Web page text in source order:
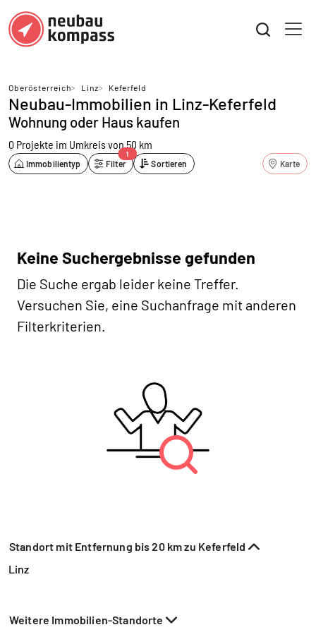
Oberösterreich> Linz> Keferfeld
Neubau-Immobilien in Linz-Keferfeld
Wohnung oder Haus kaufen
0 Projekte im Umkreis von 50 km
Immobilientyp Filter
1
Sortieren Karte
Keine Suchergebnisse gefunden
Die Suche ergab leider keine Treffer.
Versuchen Sie, eine Suchanfrage mit anderen
Filterkriterien.
Standort mit Entfernung bis 20 km zu Keferfeld
Linz
Weitere Immobilien-Standorte